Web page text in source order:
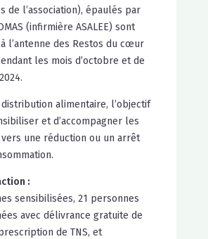
de l’association), épaulés par
(infirmière ASALEE) sont
l’antenne des Restos du cœur
les mois d’octobre et de
alimentaire, l’objectif
et d’accompagner les
une réduction ou un arrêt
:
sensibilisées, 21 personnes
avec délivrance gratuite de
de TNS, et